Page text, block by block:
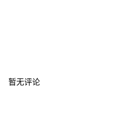
暂无评论